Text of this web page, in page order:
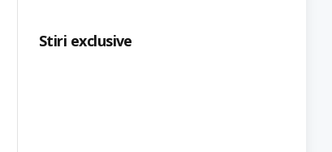
Stiri exclusive